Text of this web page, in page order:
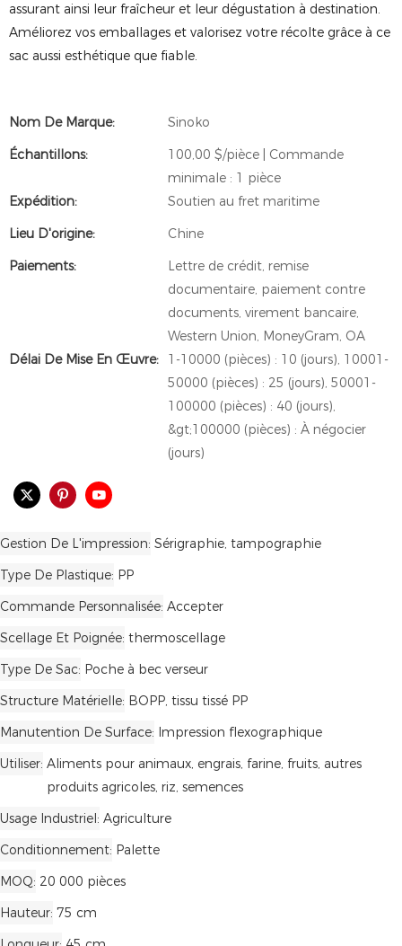
assurant ainsi leur fraîcheur et leur dégustation à destination.
Améliorez vos emballages et valorisez votre récolte grâce à ce
sac aussi esthétique que fiable.
Nom De Marque:
Sinoko
Échantillons:
100,00 $/pièce | Commande
minimale : 1 pièce
Expédition:
Soutien au fret maritime
Lieu D'origine:
Chine
Paiements:
Lettre de crédit, remise
documentaire, paiement contre
documents, virement bancaire,
Western Union, MoneyGram, OA
Délai De Mise En Œuvre:
1-10000 (pièces) : 10 (jours), 10001-
50000 (pièces) : 25 (jours), 50001-
100000 (pièces) : 40 (jours),
&gt;100000 (pièces) : À négocier
(jours)
Gestion De L'impression Sérigraphie, tampographie
Type De Plastique PP
Commande Personnalisée Accepter
Scellage Et Poignée thermoscellage
Type De Sac Poche à bec verseur
Structure Matérielle BOPP, tissu tissé PP
Manutention De Surface Impression flexographique
Utiliser Aliments pour animaux, engrais, farine, fruits, autres
produits agricoles, riz, semences
Usage Industriel Agriculture
Conditionnement Palette
MOQ 20 000 pièces
Hauteur 75 cm